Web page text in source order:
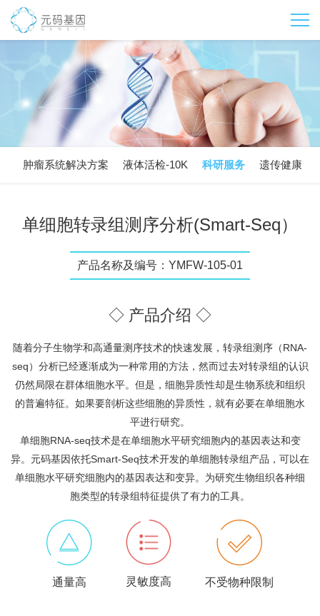
肿瘤系统解决方案 液体活检-10K 科研服务 遗传健康
单细胞转录组测序分析(Smart-Seq）
产品名称及编号：YMFW-105-01
◇ 产品介绍 ◇
随着分子生物学和高通量测序技术的快速发展，转录组测序（RNA-
seq）分析已经逐渐成为一种常用的方法，然而过去对转录组的认识
仍然局限在群体细胞水平。但是，细胞异质性却是生物系统和组织
的普遍特征。如果要剖析这些细胞的异质性，就有必要在单细胞水
平进行研究。
单细胞RNA-seq技术是在单细胞水平研究细胞内的基因表达和变
异。元码基因依托Smart-Seq技术开发的单细胞转录组产品，可以在
单细胞水平研究细胞内的基因表达和变异。为研究生物组织各种细
胞类型的转录组特征提供了有力的工具。
通量高 灵敏度高 不受物种限制